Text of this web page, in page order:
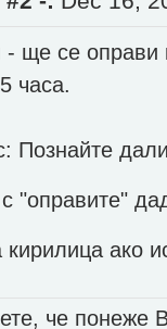
ще се оправи
часа.
Познайте
"оправите"
ако
че понеже